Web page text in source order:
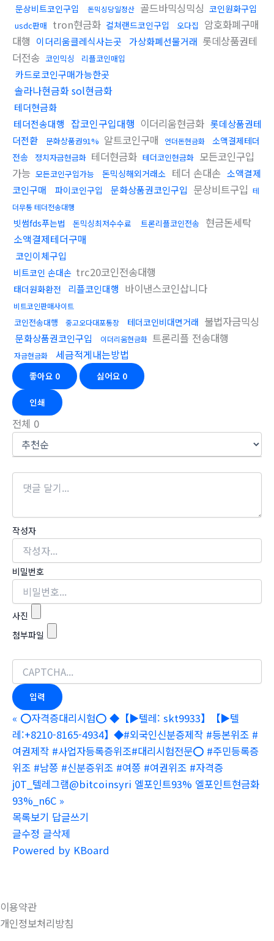
문상비트코인구입 돈믹싱당일정산 골드바믹싱믹싱 코인원화구입
usdc판매 tron현금화 컬쳐랜드코인구입 오다집
암호화폐구매
대행 이더리움클레식사는곳 가상화폐선물거래 롯데상품권테
더전송 코인믹싱 리플코인매입
카드로코인구매가능한곳
솔라나현금화 sol현금화
테더현금화
테더전송대행
잡코인구입대행 이더리움현금화 롯데상품권테
더전환
문화상품권91% 알트코인구매 언더돈현금화
소액결제테더
전송
정치자금현금화 테더현금화 테더코인현금화 모든코인구입
가능 모든코인구입가능 돈믹싱해외거래소 테더 손대손 소액결제
코인구매
파이코인구입 문화상품권코인구입 문상비트구입 테
더무통 테더전송대행
빗썸fds푸는법 돈믹싱최저수수료 트론리플코인전송
현금돈세탁
소액결제테더구매
코인이체구입
비트코인 손대손 trc20코인전송대행
태더원화환전 리플코인대행 바이낸스코인삽니다
비트코인판매사이트
코인전송대행 중고오다대포통장 테더코인비대면거래 불법자금믹싱
문화상품권코인구입 이더리움현금화 트론리플 전송대행
자금현금화 세금적게내는방법
좋아요 0 싫어요 0
인쇄
전체 0
작성자
비밀번호
사진
첨부파일
« ⭕️자격증대리시험⭕️ ◆【▶텔레: skt9933】【▶텔
레:+8210-8165-4934】◆#외국인신분증제작 #등본위조 #
여권제작 #사업자등록증위조#대리시험전문⭕️ #주민등록증
위조 #남쯩 #신분증위조 #여쯩 #여권위조 #자격증
j0T_텔레그램@bitcoinsyri 엘포인트93% 엘포인트현금화
93%_n6C »
목록보기 답글쓰기
글수정 글삭제
Powered by KBoard
이용약관
개인정보처리방침